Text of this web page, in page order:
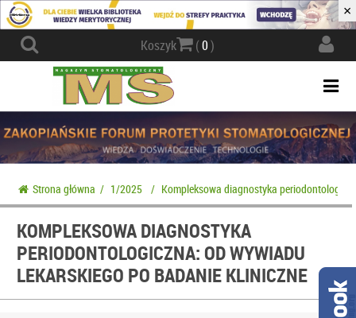
×
Koszyk (0)
Strona główna / 1/2025 / Kompleksowa diagnostyka
KOMPLEKSOWA DIAGNOSTYKA
PERIODONTOLOGICZNA: OD WYWIADU
LEKARSKIEGO PO BADANIE KLINICZNE